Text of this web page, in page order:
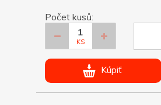
Počet kusů:
KS
Kúpiť